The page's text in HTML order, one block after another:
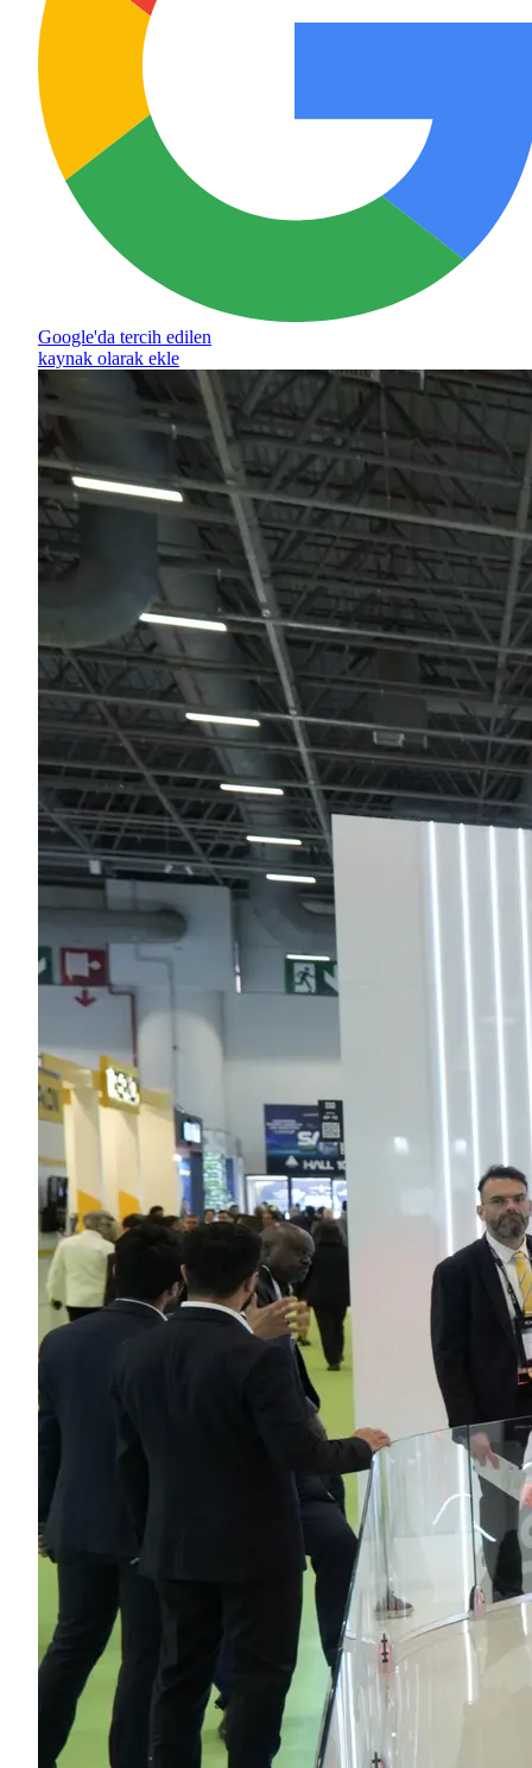
Google'da tercih edilen
kaynak olarak ekle